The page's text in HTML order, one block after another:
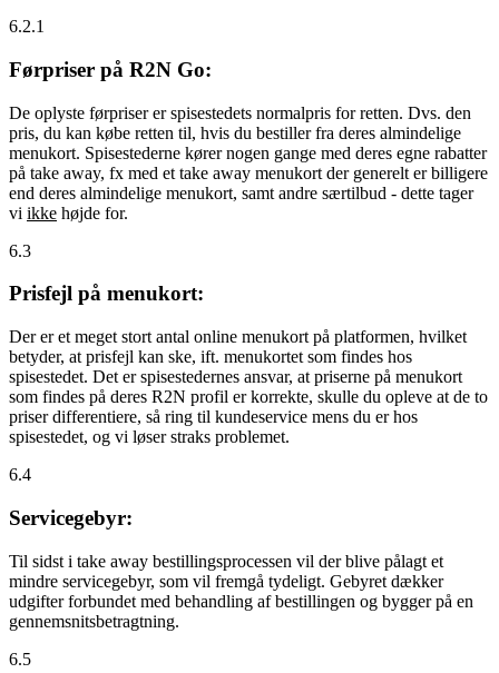
6.2.1
Førpriser på R2N Go:
De oplyste førpriser er spisestedets normalpris for retten. Dvs. den
pris, du kan købe retten til, hvis du bestiller fra deres almindelige
menukort. Spisestederne kører nogen gange med deres egne rabatter
på take away, fx med et take away menukort der generelt er billigere
end deres almindelige menukort, samt andre særtilbud - dette tager
vi ikke højde for.
6.3
Prisfejl på menukort:
Der er et meget stort antal online menukort på platformen, hvilket
betyder, at prisfejl kan ske, ift. menukortet som findes hos
spisestedet. Det er spisestedernes ansvar, at priserne på menukort
som findes på deres R2N profil er korrekte, skulle du opleve at de to
priser differentiere, så ring til kundeservice mens du er hos
spisestedet, og vi løser straks problemet.
6.4
Servicegebyr:
Til sidst i take away bestillingsprocessen vil der blive pålagt et
mindre servicegebyr, som vil fremgå tydeligt. Gebyret dækker
udgifter forbundet med behandling af bestillingen og bygger på en
gennemsnitsbetragtning.
6.5